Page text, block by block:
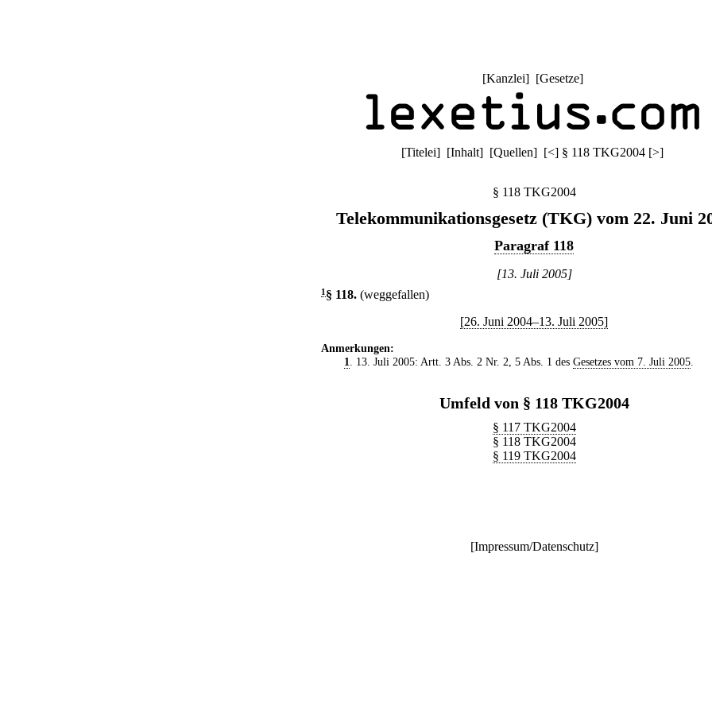
[Kanzlei] [Gesetze]
[Titelei] [Inhalt] [Quellen] [<] § 118 TKG2004 [>]
§ 118 TKG2004
Telekommunikationsgesetz (TKG) vom 22. Juni
Paragraf 118
[13. Juli 2005]
1 § 118. (weggefallen)
[26. Juni 2004–13. Juli 2005]
Anmerkungen:
1
. 13. Juli 2005: Artt. 3 Abs. 2 Nr. 2, 5 Abs. 1 des Gesetzes vom 7. Juli 2005.
Umfeld von § 118 TKG2004
§ 117 TKG2004
§ 118 TKG2004
§ 119 TKG2004
[Impressum/Datenschutz]